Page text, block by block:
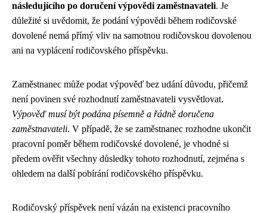
následujícího po doručení výpovědi zaměstnavateli. Je
důležité si uvědomit, že podání výpovědi během rodičovské
dovolené nemá přímý vliv na samotnou rodičovskou dovolenou
ani na vyplácení rodičovského příspěvku.
Zaměstnanec může podat výpověď bez udání důvodu, přičemž
není povinen své rozhodnutí zaměstnavateli vysvětlovat.
Výpověď musí být podána písemně a řádně doručena
zaměstnavateli. V případě, že se zaměstnanec rozhodne ukončit
pracovní poměr během rodičovské dovolené, je vhodné si
předem ověřit všechny důsledky tohoto rozhodnutí, zejména s
ohledem na další pobírání rodičovského příspěvku.
Rodičovský příspěvek není vázán na existenci pracovního